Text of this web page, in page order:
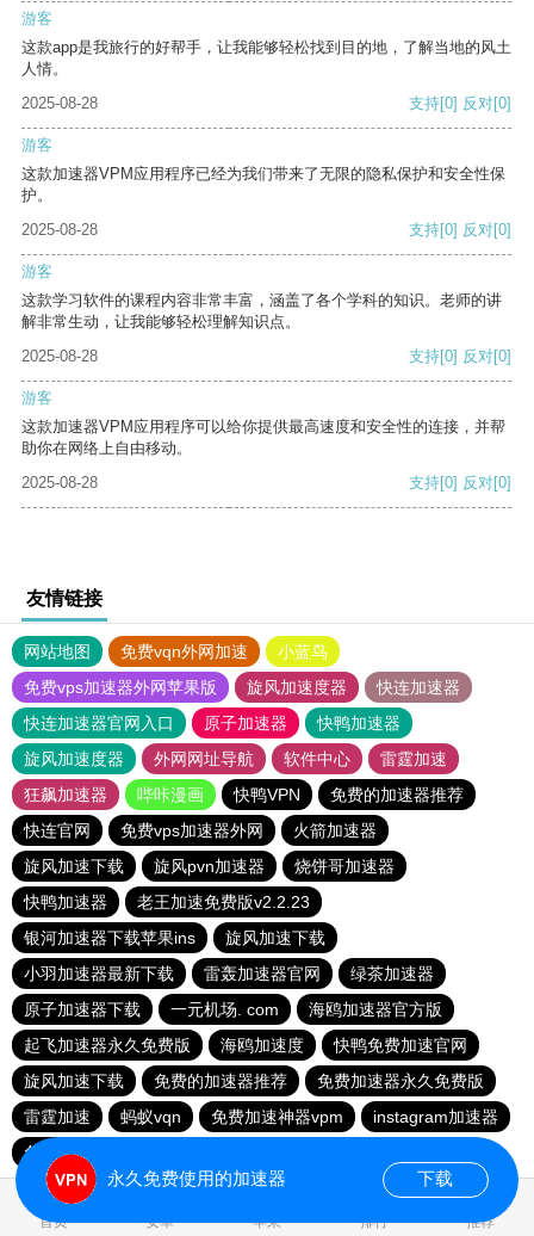
游客
这款app是我旅行的好帮手，让我能够轻松找到目的地，了解当地的风土
人情。
2025-08-28
支持[0] 反对[0]
游客
这款加速器VPM应用程序已经为我们带来了无限的隐私保护和安全性保
护。
2025-08-28
支持[0] 反对[0]
游客
这款学习软件的课程内容非常丰富，涵盖了各个学科的知识。老师的讲
解非常生动，让我能够轻松理解知识点。
2025-08-28
支持[0] 反对[0]
游客
这款加速器VPM应用程序可以给你提供最高速度和安全性的连接，并帮
助你在网络上自由移动。
2025-08-28
支持[0] 反对[0]
友情链接
网站地图 免费vqn外网加速
小蓝鸟
免费vps加速器外网苹果版
旋风加速度器
快连加速器
快连加速器官网入口
原子加速器
快鸭加速器
旋风加速度器
外网网址导航 软件中心
雷霆加速
狂飙加速器
哔咔漫画 快鸭VPN
免费的加速器推荐
快连官网
免费vps加速器外网
火箭加速器
旋风加速下载
旋风pvn加速器
烧饼哥加速器
快鸭加速器
老王加速免费版v2.2.23
银河加速器下载苹果ins
旋风加速下载
小羽加速器最新下载
雷轰加速器官网
绿茶加速器
原子加速器下载
一元机场. com
海鸥加速器官方版
起飞加速器永久免费版
海鸥加速度
快鸭免费加速官网
旋风加速下载
免费的加速器推荐
免费加速器永久免费版
雷霆加速
蚂蚁vqn 免费加速神器vpm
instagram加速器
免费跨墙软件
首页 安卓 苹果 排行 推荐
永久免费使用的加速器 下载
0.027742s